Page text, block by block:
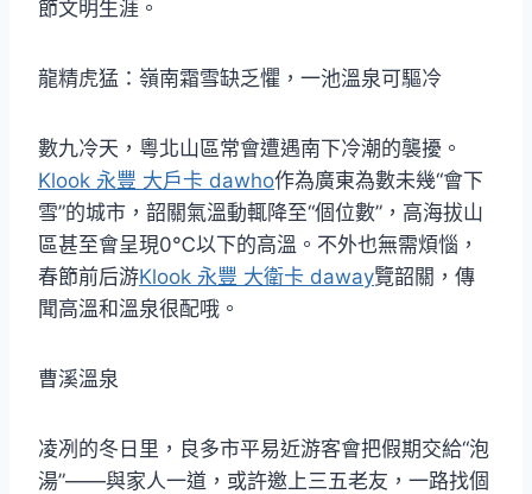
節文明生涯。
龍精虎猛：嶺南霜雪缺乏懼，一池溫泉可驅冷
數九冷天，粵北山區常會遭遇南下冷潮的襲擾。
Klook 永豐 大戶卡 dawho作為廣東為數未幾“會下
雪”的城市，韶關氣溫動輒降至“個位數”，高海拔山
區甚至會呈現0℃以下的高溫。不外也無需煩惱，
春節前后游Klook 永豐 大衛卡 daway覽韶關，傳
聞高溫和溫泉很配哦。
曹溪溫泉
凌冽的冬日里，良多市平易近游客會把假期交給“泡
湯”——與家人一道，或許邀上三五老友，一路找個